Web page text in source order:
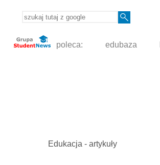
poleca: edubaza
Edukacja - artykuły